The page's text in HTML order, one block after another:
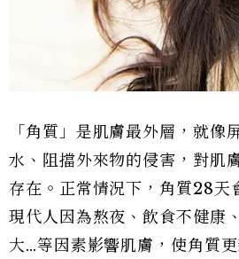
「角質」是肌膚最外層，就像
水、阻擋外來物的侵害，對肌
存在。正常情況下，角質28天
現代人因為熬夜、飲食不健康
大…等因素影響肌膚，使角質更